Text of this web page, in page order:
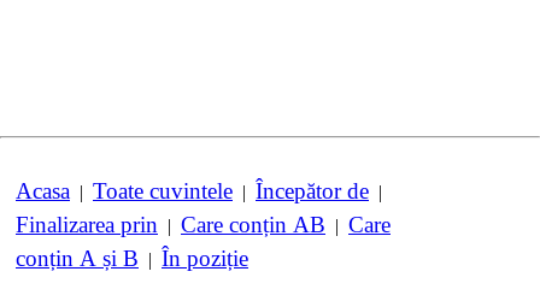
Acasa | Toate cuvintele | Începător de |
Finalizarea prin | Care conțin AB | Care
conțin A și B | În poziție